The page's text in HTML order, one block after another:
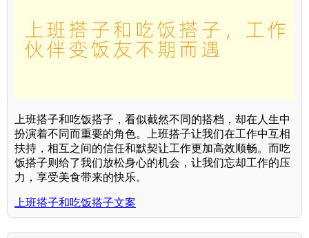
上班搭子和吃饭搭子，看似截然不同的搭档，却在人生中
扮演着不同而重要的角色。上班搭子让我们在工作中互相
扶持，相互之间的信任和默契让工作更加高效顺畅。而吃
饭搭子则给了我们放松身心的机会，让我们忘却工作的压
力，享受美食带来的快乐。
上班搭子和吃饭搭子文案